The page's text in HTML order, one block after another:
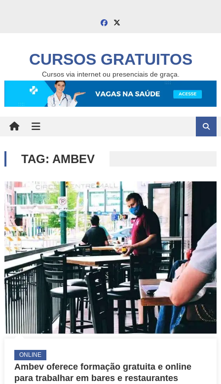
CURSOS GRATUITOS
Cursos via internet ou presenciais de graça.
TAG: AMBEV
ONLINE
Ambev oferece formação gratuita e online
para trabalhar em bares e restaurantes